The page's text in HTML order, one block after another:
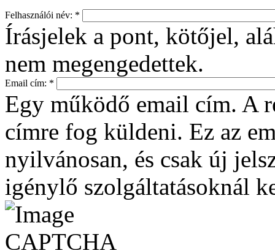
Felhasználói név: *
Írásjelek a pont, kötőjel,
nem megengedettek.
Email cím: *
Egy működő email cím. A
címre fog küldeni. Ez az
nyilvánosan, és csak új
igénylő szolgáltatásoknál